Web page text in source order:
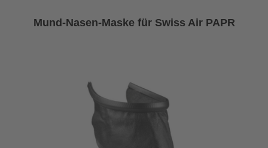
Mund-Nasen-Maske für Swiss Air PAPR